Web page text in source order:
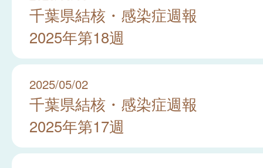
千葉県結核・感染症週報
2025年第18週
2025/05/02
千葉県結核・感染症週報
2025年第17週